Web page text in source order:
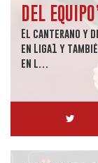
DEL
El canterano y
en Liga1 y
en l…